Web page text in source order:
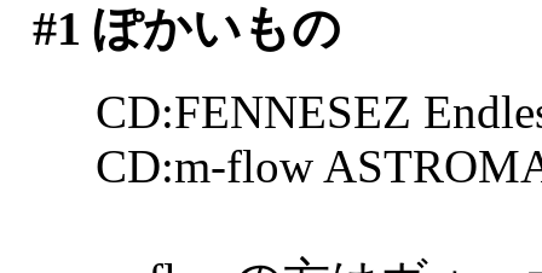
#1 ぽかいもの
CD:FENNESEZ
CD:m-flow